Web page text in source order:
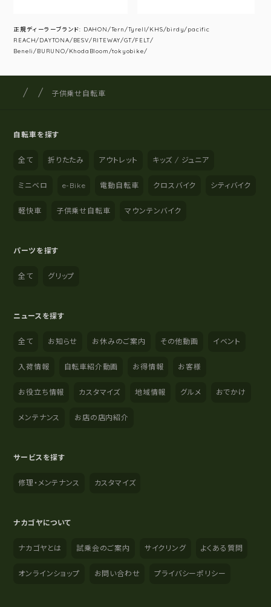
正規ディーラーブランド: DAHON/Tern/Tyrell/KHS/birdy/pacific
REACH/DAYTONA/BESV/RITEWAY/GT/FELT/
Beneli/BURUNO/KhodaBloom/tokyobike/
サイト内の現在地
サイクルショップナカゴヤ
子供乗せ自転車
自転車を探す
全て 折りたたみ アウトレット キッズ / ジュニア
ミニベロ e-Bike 電動自転車 クロスバイク シティバイク
軽快車 子供乗せ自転車 マウンテンバイク
パーツを探す
全て グリップ
ニュースを探す
全て お知らせ お休みのご案内 その他動画 イベント
入荷情報 自転車紹介動画 お得情報 お客様
お役立ち情報 カスタマイズ 地域情報 グルメ おでかけ
メンテナンス お店の店内紹介
サービスを探す
修理・メンテナンス カスタマイズ
ナカゴヤについて
ナカゴヤとは 試乗会のご案内 サイクリング よくある質問
オンラインショップ お問い合わせ プライバシーポリシー